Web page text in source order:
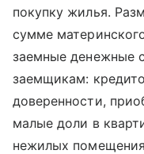
покупку жилья.
сумме
заемные денежные
заемщикам:
доверенности,
малые доли в
нежилых